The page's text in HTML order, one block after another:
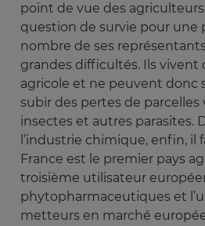
point de vue des
question de survie pour une
nombre de ses
grandes difficultés. Ils vivent
agricole et ne peuvent donc
subir des pertes de parcelles
insectes et autres parasites.
l’industrie chimique, enfin, il
France est le premier pays
troisième utilisateur
phytopharmaceutiques et
metteurs en marché